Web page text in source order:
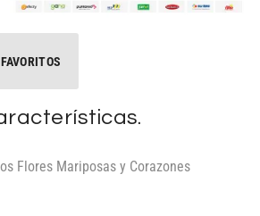
Flores Mariposas y Corazones